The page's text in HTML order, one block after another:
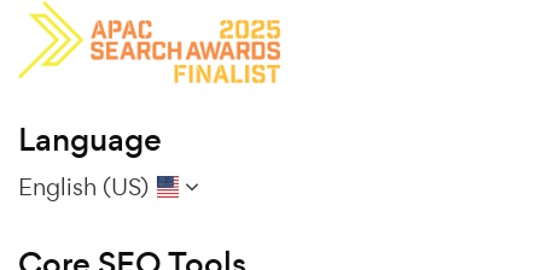
Language
English (US)